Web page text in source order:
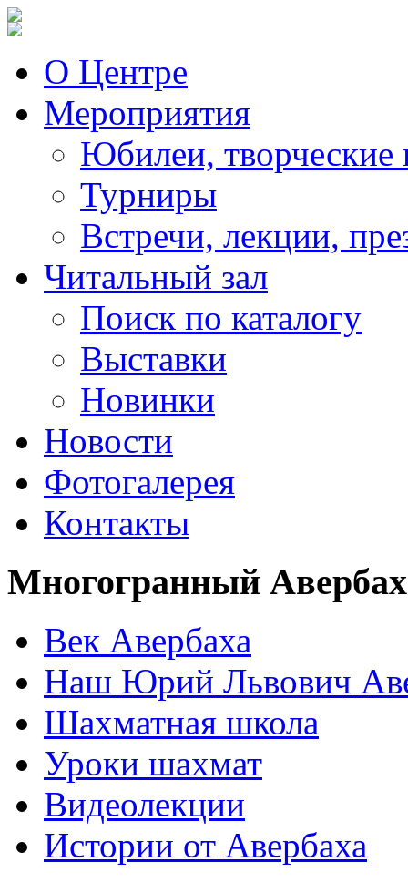
О Центре
Мероприятия
Юбилеи, творческие
Турниры
Встречи, лекции,
Читальный зал
Поиск по каталогу
Выставки
Новинки
Новости
Фотогалерея
Контакты
Многогранный Авербах
Век Авербаха
Наш Юрий Львович
Шахматная школа
Уроки шахмат
Видеолекции
Истории от Авербаха